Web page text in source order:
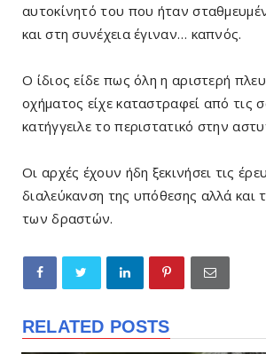
αυτοκίνητό του που ήταν
και στη συνέχεια έγιναν… καπνός.
Ο ίδιος είδε πως όλη η αριστερή
οχήματος είχε καταστραφεί από τις
κατήγγειλε το περιστατικό στην
Οι αρχές έχουν ήδη ξεκινήσει τις
διαλεύκανση της υπόθεσης αλλά και
των δραστών.
RELATED POSTS